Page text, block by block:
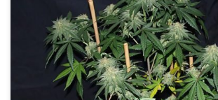
White Rhino to klasyczna, mocno uderzająca
która blisko […]